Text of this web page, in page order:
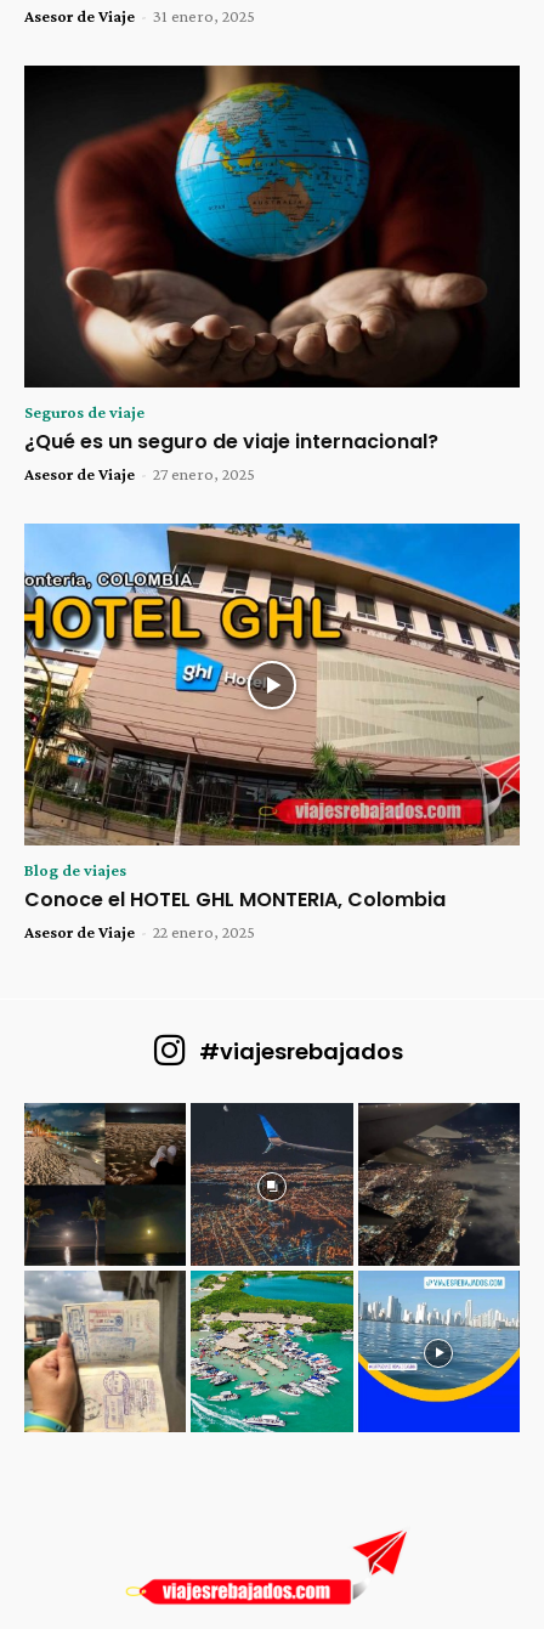
Asesor de Viaje - 31 enero, 2025
Seguros de viaje
¿Qué es un seguro de viaje internacional?
Asesor de Viaje - 27 enero, 2025
Blog de viajes
Conoce el HOTEL GHL MONTERIA, Colombia
Asesor de Viaje - 22 enero, 2025
#viajesrebajados